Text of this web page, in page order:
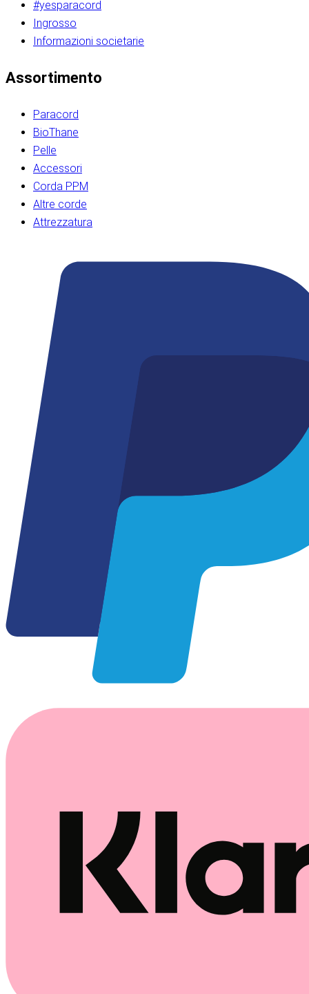
#yesparacord
Ingrosso
Informazioni societarie​​​​‌ ‍ ​‍​‍‌‍ ‌ ​‍‌‍‍‌‌‍‌ ‌‍‍‌‌‍ ‍​‍​‍​ ‍‍​‍​‍‌ ​ ‌‍​‌‌‍ ‍‌‍‍‌‌ ‌​‌ ‍‌​‍ ‍‌‍‍‌‌‍ ​‍​‍​‍ ​​‍​‍‌‍‍​‌ ​‍‌‍‌‌‌‍‌‍​‍​‍​ ‍‍​‍​‍‌‍‍​‌ ‌​‌ ‌​‌ ​​‌ ​ ​ ‍‍​‍ ​‍ ‌ ​​‌‍​‌‌ ​‍‌‍​‌‌‍​ ‌‍ ‌ ​‍‌‍‌​​‍ ‍‌ ​ ‌‍​‌‌‍ ‍‌‍‍‌‌ ‌​‌ ‍‌​‍ ‍‌ ​ ‌ ‌​‌ ‌‌‌‍‌​‌‍‍‌‌‍ ​‍ ‌‍‍‌‌‍ ‍‌ ‌​‌‍‌‌‌‍ ‍‌ ‌​​‍ ‌‍‌‌‌‍‌​‌‍‍‌‌ ‌​​‍ ‌‍ ‌‌‍ ‌‍‌​‌‍‌‌​ ‌‌ ​​‌ ​‍‌‍‌‌‌ ​ ‌‍‌‌‌‍ ‍‌ ‌​‌‍​‌‌ ‌​‌‍‍‌‌‍ ‌‍ ‍​ ‍ ‌‍‍‌‌‍‌​​ ‌‌‍‌‍‌‍ ‌‍ ‌ ‌​‌‍‌‌‌ ​‍​‍ ‌‌‍​‍‌ ​‍‌‍​‌‌‍ ‍‌‍‌​​‍ ‌‌‍‍‌‌‍ ‌‌ ​​‌ ​‍‌‍‍‌‌‍ ‍‌ ‌​​ ‍ ‌ ‌​‌ ‍‌‌ ​​‌‍‌‌​ ‌‌ ‌​‌ ​‍‌‍​‌‌‍ ‍‌ ​ ‌‍ ​‌‍​‌‌ ‌​‌‍‌‌‌‍‌​​‍ ‌‌‍ ‌‌‍‌‌‌ ​ ‌ ​ ‌‍​‌‌‍‌ ‌‍‌‌​ ‍ ‌ ​​‌‍​‌‌ ‌​‌‍‍​​ ‌‌ ‌‍‌‍​‌‌‍ ​‌ ‌‌‌‍‌‌​‍ ‍‌‍‍‌‌ ‌​‌‌ ‌​‍‌‌‌‌​​ ‌‍​‍‌‍​‌‌ ​ ‌‍‌‌‌‌‌‌‌ ​‍‌‍ ​​ ‌‌‍‍​‌ ‌​‌ ‌​‌ ​​‌ ​ ​‍‌‌​ ​ ‌​​‌​‍‌‌​ ​‍‌​‌‍​‍‌‌​ ​‍‌​‌‍‌ ​​‌‍​‌‌ ​‍‌‍​‌‌‍​ ‌‍ ‌ ​‍‌‍‌​​‍ ‍‌ ​ ‌‍​‌‌‍ ‍‌‍‍‌‌ ‌​‌ ‍‌​‍ ‍‌ ​ ‌ ‌​‌ ‌‌‌‍‌​‌‍‍‌‌‍ ​‍‌‍‌‍‍‌‌‍‌​​ ‌‌‍‌‍‌‍ ‌‍ ‌ ‌​‌‍‌‌‌ ​‍​‍ ‌‌‍​‍‌ ​‍‌‍​‌‌‍ ‍‌‍‌​​‍ ‌‌‍‍‌‌‍ ‌‌ ​​‌ ​‍‌‍‍‌‌‍ ‍‌ ‌​​‍‌‍‌ ‌​‌ ‍‌‌ ​​‌‍‌‌​ ‌‌ ‌​‌ ​‍‌‍​‌‌‍ ‍‌ ​ ‌‍ ​‌‍​‌‌ ‌​‌‍‌‌‌‍‌​​‍ ‌‌‍ ‌‌‍‌‌‌ ​ ‌ ​ ‌‍​‌‌‍‌ ‌‍‌‌​‍‌‍‌ ​​‌‍​‌‌ ‌​‌‍‍​​ ‌‌ ‌‍‌‍​‌‌‍ ​‌ ‌‌‌‍‌‌​‍ ‍‌‍‍‌‌ ‌​‌‌ ‌​‍‌‌‌‌​​‍‌‍‌ ​​‌‍‌‌‌ ​‍‌ ​ ‌ ​​‌‍‌‌‌‍​ ‌ ‌​‌‍‍‌‌ ‌‍‌‍‌‌​ ‌‌ ​​‌ ‌‌‌‍​‍‌‍ ​‌‍‍‌‌ ​ ‌‍‍​‌‍‌‌‌‍‌​​‍​‍‌ ‌​​​​‌ ‍ ​‍​‍‌‍ ‌ ​‍‌‍‍‌‌‍‌ ‌‍‍‌‌‍ ‍​‍​‍​ ‍‍​‍​‍‌ ​ ‌‍​‌‌‍ ‍‌‍‍‌‌ ‌​‌ ‍‌​‍ ‍‌‍‍‌‌‍ ​‍​‍​‍ ​​‍​‍‌‍‍​‌ ​‍‌‍‌‌‌‍‌‍​‍​‍​ ‍‍​‍​‍‌‍‍​‌ ‌​‌ ‌​‌ ​​‌ ​ ​ ‍‍​‍ ​‍ ‌ ​​‌‍​‌‌ ​‍‌‍​‌‌‍​ ‌‍ ‌ ​‍‌‍‌​​‍ ‍‌ ​ ‌‍​‌‌‍ ‍‌‍‍‌‌ ‌​‌ ‍‌​‍ ‍‌ ​ ‌ ‌​‌ ‌‌‌‍‌​‌‍‍‌‌‍ ​‍ ‌‍‍‌‌‍ ‍‌ ‌​‌‍‌‌‌‍ ‍‌ ‌​​‍ ‌‍‌‌‌‍‌​‌‍‍‌‌ ‌​​‍ ‌‍ ‌‌‍ ‌‍‌​‌‍‌‌​ ‌‌ ​​‌ ​‍‌‍‌‌‌ ​ ‌‍‌‌‌‍ ‍‌ ‌​‌‍​‌‌ ‌​‌‍‍‌‌‍ ‌‍ ‍​ ‍ ‌‍‍‌‌‍‌​​ ‌‌‍‌‍‌‍ ‌‍ ‌ ‌​‌‍‌‌‌ ​‍​‍ ‌‌‍​‍‌ ​‍‌‍​‌‌‍ ‍‌‍‌​​‍ ‌‌‍‍‌‌‍ ‌‌ ​​‌ ​‍‌‍‍‌‌‍ ‍‌ ‌​​ ‍ ‌ ‌​‌ ‍‌‌ ​​‌‍‌‌​ ‌‌ ‌​‌ ​‍‌‍​‌‌‍ ‍‌ ​ ‌‍ ​‌‍​‌‌ ‌​‌‍‌‌‌‍‌​​‍ ‌‌‍ ‌‌‍‌‌‌ ​ ‌ ​ ‌‍​‌‌‍‌ ‌‍‌‌​ ‍ ‌ ​​‌‍​‌‌ ‌​‌‍‍​​ ‌‌ ‌‍‌‍​‌‌‍ ​‌ ‌‌‌‍‌‌​‍ ‍‌‍‍‌‌ ‌​‌‌ ‌​‍‌‌‌‌​​ ‌‍​‍‌‍​‌‌ ​ ‌‍‌‌‌‌‌‌‌ ​‍‌‍ ​​ ‌‌‍‍​‌ ‌​‌ ‌​‌ ​​‌ ​ ​‍‌‌​ ​ ‌​​‌​‍‌‌​ ​‍‌​‌‍​‍‌‌​ ​‍‌​‌‍‌ ​​‌‍​‌‌ ​‍‌‍​‌‌‍​ ‌‍ ‌ ​‍‌‍‌​​‍ ‍‌ ​ ‌‍​‌‌‍ ‍‌‍‍‌‌ ‌​‌ ‍‌​‍ ‍‌ ​ ‌ ‌​‌ ‌‌‌‍‌​‌‍‍‌‌‍ ​‍‌‍‌‍‍‌‌‍‌​​ ‌‌‍‌‍‌‍ ‌‍ ‌ ‌​‌‍‌‌‌ ​‍​‍ ‌‌‍​‍‌ ​‍‌‍​‌‌‍ ‍‌‍‌​​‍ ‌‌‍‍‌‌‍ ‌‌ ​​‌ ​‍‌‍‍‌‌‍ ‍‌ ‌​​‍‌‍‌ ‌​‌ ‍‌‌ ​​‌‍‌‌​ ‌‌ ‌​‌ ​‍‌‍​‌‌‍ ‍‌ ​ ‌‍ ​‌‍​‌‌ ‌​‌‍‌‌‌‍‌​​‍ ‌‌‍ ‌‌‍‌‌‌ ​ ‌ ​ ‌‍​‌‌‍‌ ‌‍‌‌​‍‌‍‌ ​​‌‍​‌‌ ‌​‌‍‍​​ ‌‌ ‌‍‌‍​‌‌‍ ​‌ ‌‌‌‍‌‌​‍ ‍‌‍‍‌‌ ‌​‌‌ ‌​‍‌‌‌‌​​‍‌‍‌ ​​‌‍‌‌‌ ​‍‌ ​ ‌ ​​‌‍‌‌‌‍​ ‌ ‌​‌‍‍‌‌ ‌‍‌‍‌‌​ ‌‌ ​​‌ ‌‌‌‍​‍‌‍ ​‌‍‍‌‌ ​ ‌‍‍​‌‍‌‌‌‍‌​​‍​‍‌ ‌
Assortimento
Paracord
BioThane
Pelle
Accessori
Corda PPM
Altre corde
Attrezzatura